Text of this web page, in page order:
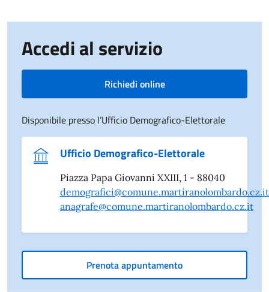
Accedi al servizio
Richiedi online
Disponibile presso l’Ufficio Demografico-Elettorale
Ufficio Demografico-Elettorale
Piazza Papa Giovanni XXIII, 1 - 88040
demografici@comune.martiranolombardo.cz.it
anagrafe@comune.martiranolombardo.cz.it
Prenota appuntamento